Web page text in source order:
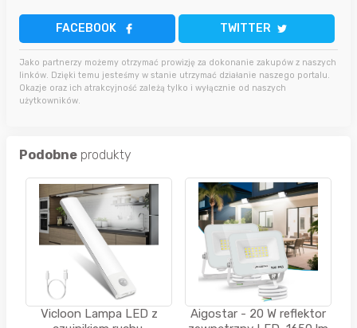
FACEBOOK TWITTER
Jako partnerzy możemy otrzymać prowizję za dokonanie zakupów z naszych
linków. Dzięki temu jesteśmy w stanie utrzymać działanie naszego portalu.
Okazje oraz ich atrakcyjność zależą tylko i wyłącznie od naszych
użytkowników.
Podobne produkty
Vicloon Lampa LED z
Aigostar - 20 W reflektor